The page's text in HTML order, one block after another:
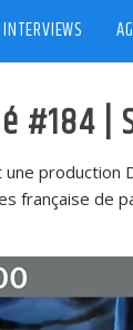
INTERVIEWS
#184 |
production
française de